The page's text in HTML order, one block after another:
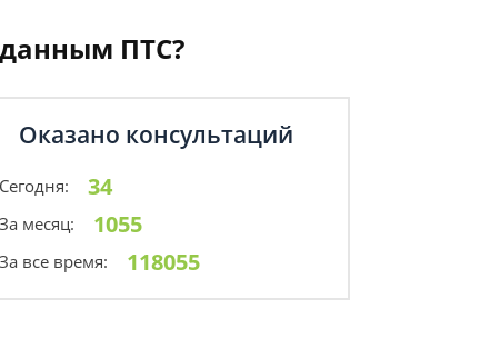
данным ПТС?
Оказано консультаций
Сегодня: 34
За месяц: 1055
За все время: 118055